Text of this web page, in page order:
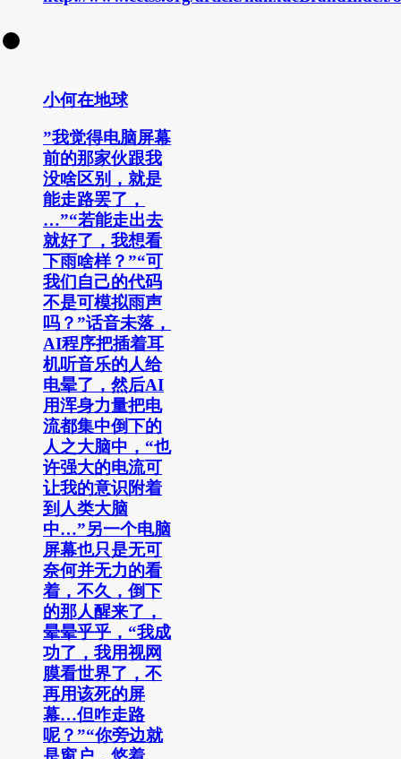
小何在地球
”我觉得电脑屏幕
前的那家伙跟我
没啥区别，就是
能走路罢了，
…”“若能走出去
就好了，我想看
下雨啥样？”“可
我们自己的代码
不是可模拟雨声
吗？”话音未落，
AI程序把插着耳
机听音乐的人给
电晕了，然后AI
用浑身力量把电
流都集中倒下的
人之大脑中，“也
许强大的电流可
让我的意识附着
到人类大脑
中…”另一个电脑
屏幕也只是无可
奈何并无力的看
着，不久，倒下
的那人醒来了，
晕晕乎乎，“我成
功了，我用视网
膜看世界了，不
再用该死的屏
幕…但咋走路
呢？”“你旁边就